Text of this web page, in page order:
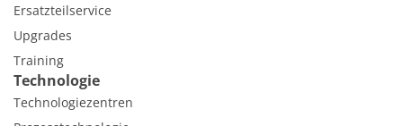
Ersatzteilservice
Upgrades
Training
Technologie
Technologiezentren